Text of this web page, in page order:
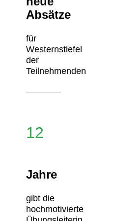
Absätze
für
Westernstiefel
der
Teilnehmenden
12
Jahre
gibt die
hochmotivierte